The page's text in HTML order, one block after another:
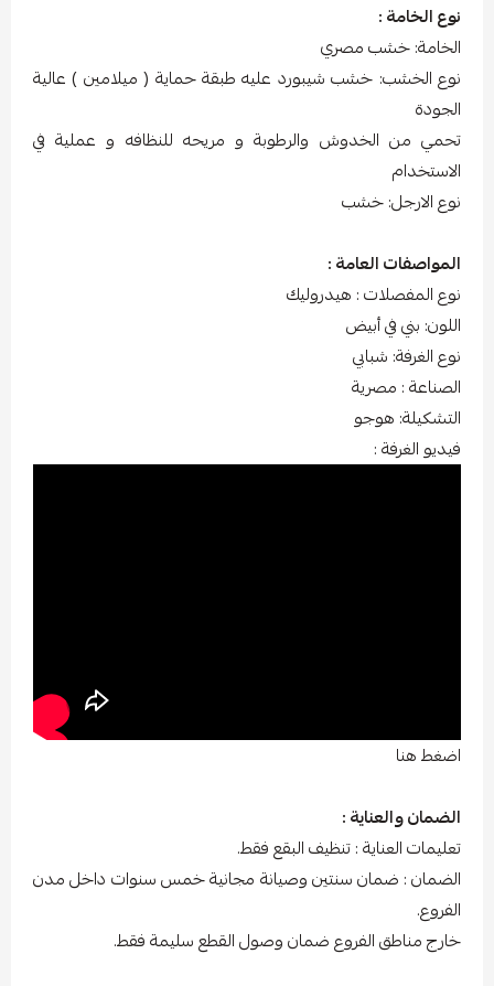
نوع الخامة :
الخامة: خشب مصري
نوع الخشب: خشب شيبورد عليه طبقة حماية ( ميلامين ) عالية
الجودة
تحمي من الخدوش والرطوبة و مريحه للنظافه و عملية في
الاستخدام
نوع الارجل: خشب
المواصفات العامة :
نوع المفصلات : هيدروليك
اللون: بني في أبيض
نوع الغرفة: شبابي
الصناعة : مصرية
التشكيلة: هوجو
فيديو الغرفة :
اضغط هنا
الضمان والعناية :
تعليمات العناية : تنظيف البقع فقط.
الضمان : ضمان سنتين وصيانة مجانية خمس سنوات داخل مدن
الفروع.
خارج مناطق الفروع ضمان وصول القطع سليمة فقط.